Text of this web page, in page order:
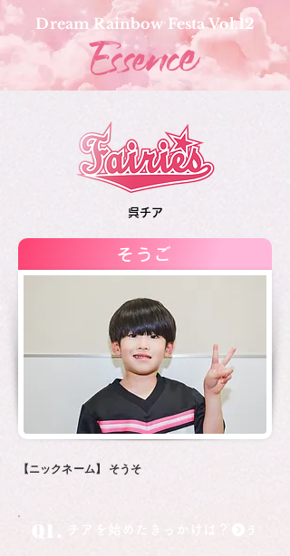
Dream Rainbow Festa Vol.12
呉チア
そうご
【ニックネーム】 そうそ